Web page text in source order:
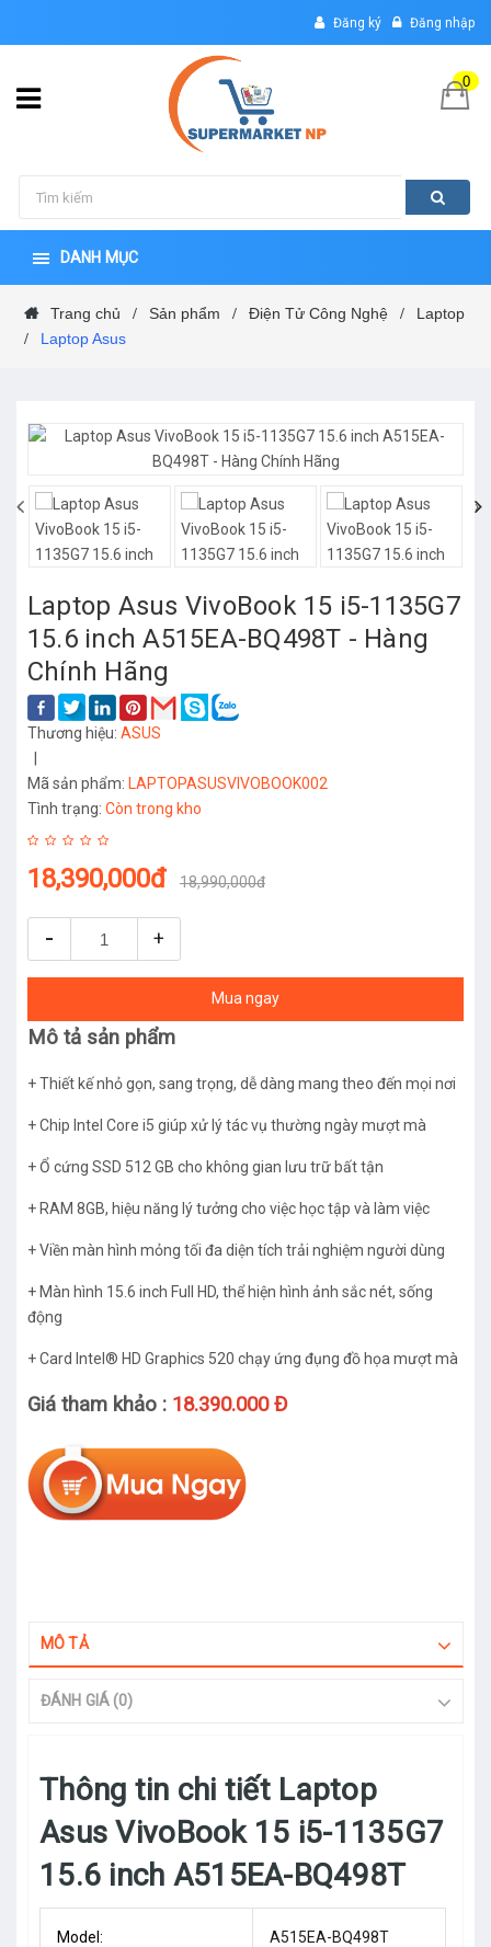
Đăng ký Đăng nhập
0
DANH MỤC
Trang chủ / Sản phẩm / Điện Tử Công Nghệ / Laptop
/ Laptop Asus
‹ ›
Laptop Asus VivoBook 15 i5-1135G7
15.6 inch A515EA-BQ498T - Hàng
Chính Hãng
Thương hiệu: ASUS
Mã sản phẩm: LAPTOPASUSVIVOBOOK002
Tình trạng: Còn trong kho
18,390,000đ 18,990,000đ
- +
Mua ngay
Mô tả sản phẩm
+ Thiết kế nhỏ gọn, sang trọng, dễ dàng mang theo đến mọi nơi
+ Chip Intel Core i5 giúp xử lý tác vụ thường ngày mượt mà
+ Ổ cứng SSD 512 GB cho không gian lưu trữ bất tận
+ RAM 8GB, hiệu năng lý tưởng cho việc học tập và làm việc
+ Viền màn hình mỏng tối đa diện tích trải nghiệm người dùng
+ Màn hình 15.6 inch Full HD, thể hiện hình ảnh sắc nét, sống
động
+ Card Intel® HD Graphics 520 chạy ứng đụng đồ họa mượt mà
Giá tham khảo : 18.390.000 Đ
MÔ TẢ
ĐÁNH GIÁ (0)
Thông tin chi tiết Laptop
Asus VivoBook 15 i5-1135G7
15.6 inch A515EA-BQ498T
Model: A515EA-BQ498T